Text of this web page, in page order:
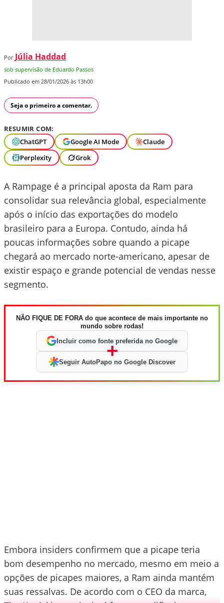
Por Júlia Haddad
sob supervisão de Eduardo Passos
Publicado em 28/01/2026 às 13h00
Seja o primeiro a comentar.
RESUMIR COM:
ChatGPT
Google AI Mode
Claude
Perplexity
Grok
A Rampage é a principal aposta da Ram para
consolidar sua relevância global, especialmente
após o início das exportações do modelo
brasileiro para a Europa. Contudo, ainda há
poucas informações sobre quando a picape
chegará ao mercado norte-americano, apesar de
existir espaço e grande potencial de vendas nesse
segmento.
NÃO FIQUE DE FORA do que acontece de mais importante no
mundo sobre rodas!
Incluir como fonte preferida no Google
+
Seguir AutoPapo no Google Discover
Embora insiders confirmem que a picape teria
bom desempenho no mercado, mesmo em meio a
opções de picapes maiores, a Ram ainda mantém
suas ressalvas. De acordo com o CEO da marca,